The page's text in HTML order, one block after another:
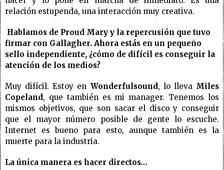
relación estupenda, una interacción muy creativa.
Hablamos de Proud Mary y la repercusión que tuvo
firmar con Gallagher. Ahora estás en un pequeño
sello independiente, ¿cómo de difícil es conseguir la
atención de los medios?
Muy difícil. Estoy en Wonderfulsound, lo lleva Miles
Copeland, que también es mi manager. Tenemos los
mismos objetivos, que son sacar el disco y conseguir
que el mayor número posible de gente lo escuche.
Internet es bueno para esto, aunque también es la
muerte para la industria.
La única manera es hacer directos…